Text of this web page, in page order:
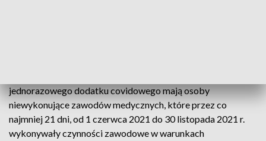
jednorazowego dodatku covidowego mają osoby
niewykonujące zawodów medycznych, które przez co
najmniej 21 dni, od 1 czerwca 2021 do 30 listopada 2021 r.
wykonywały czynności zawodowe w warunkach